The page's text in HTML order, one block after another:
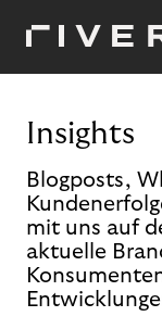
Insights
Blogposts,
mit uns auf
aktuelle